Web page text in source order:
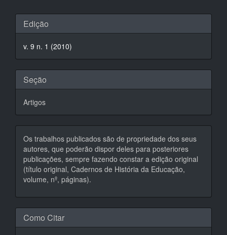
Detalhes
do
artigo
Edição
v. 9 n. 1 (2010)
Seção
Artigos
Os trabalhos publicados são de propriedade dos seus
autores, que poderão dispor deles para posteriores
publicações, sempre fazendo constar a edição original
(título original, Cadernos de História da Educação,
volume, nº, páginas).
Como Citar